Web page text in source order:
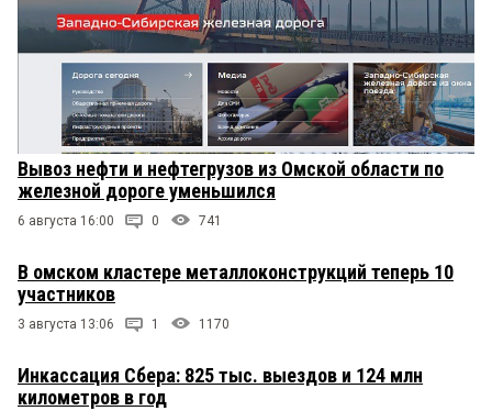
Вывоз нефти и нефтегрузов из Омской области по
железной дороге уменьшился
6 августа 16:00 0 741
В омском кластере металлоконструкций теперь 10
участников
3 августа 13:06 1 1170
Инкассация Сбера: 825 тыс. выездов и 124 млн
километров в год